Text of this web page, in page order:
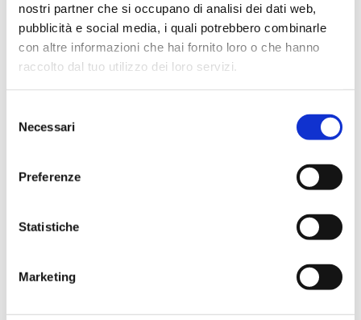
nostri partner che si occupano di analisi dei dati web,
pubblicità e social media, i quali potrebbero combinarle
con altre informazioni che hai fornito loro o che hanno
raccolto dal tuo utilizzo dei loro servizi.
delNecessari
Preferenze
Statistiche
Marketing
VIDEO
Un anno con ChatGPT: Genio
della lampada digitale o
Vaso di Pandora?
Perché gli sconti online
EDUCAZIONE